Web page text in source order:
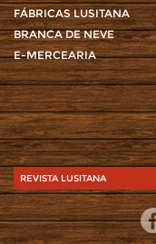
FÁBRICAS LUSITANA
BRANCA DE NEVE
E-MERCEARIA
REVISTA LUSITANA